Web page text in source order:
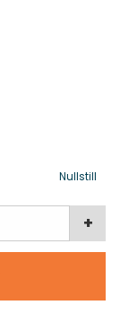
Nullstill
+